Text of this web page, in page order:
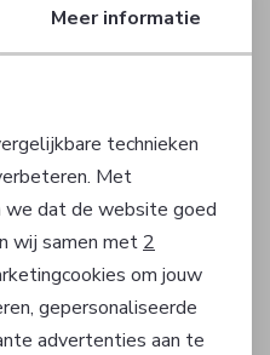
99,99
99,99
Meer informatie
technieken
Met
we dat de website goed
wij samen met 2
om jouw
gepersonaliseerde
advertenties aan te